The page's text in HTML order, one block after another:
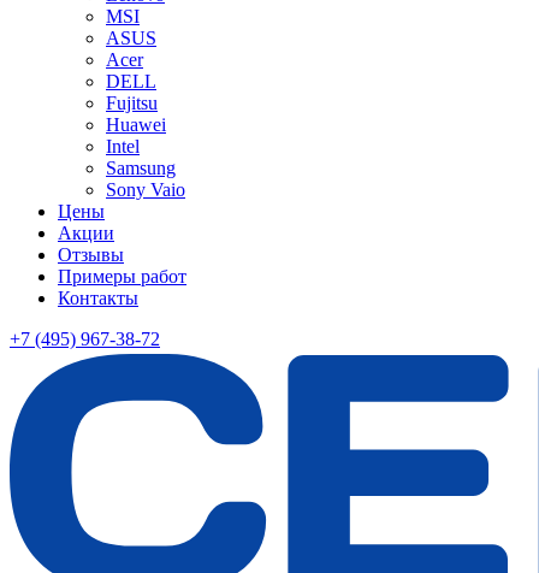
MSI
ASUS
Acer
DELL
Fujitsu
Huawei
Intel
Samsung
Sony Vaio
Цены
Акции
Отзывы
Примеры работ
Контакты
+7 (495) 967-38-72